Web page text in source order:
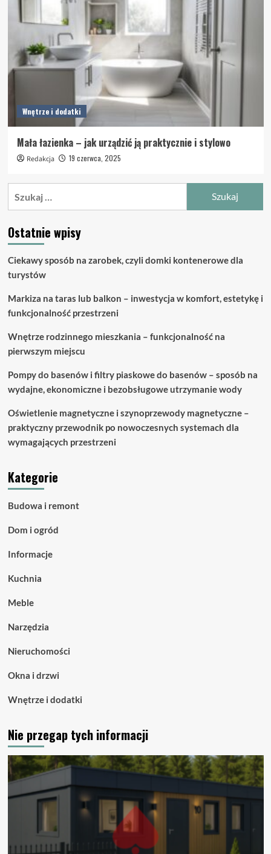
Wnętrze i dodatki
Mała łazienka – jak urządzić ją praktycznie i stylowo
Redakcja 19 czerwca, 2025
Ostatnie wpisy
Ciekawy sposób na zarobek, czyli domki kontenerowe dla
turystów
Markiza na taras lub balkon – inwestycja w komfort, estetykę i
funkcjonalność przestrzeni
Wnętrze rodzinnego mieszkania – funkcjonalność na
pierwszym miejscu
Pompy do basenów i filtry piaskowe do basenów – sposób na
wydajne, ekonomiczne i bezobsługowe utrzymanie wody
Oświetlenie magnetyczne i szynoprzewody magnetyczne –
praktyczny przewodnik po nowoczesnych systemach dla
wymagających przestrzeni
Kategorie
Budowa i remont
Dom i ogród
Informacje
Kuchnia
Meble
Narzędzia
Nieruchomości
Okna i drzwi
Wnętrze i dodatki
Nie przegap tych informacji